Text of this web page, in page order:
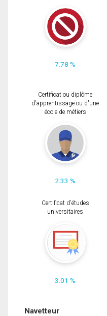
7.78 %
Certificat ou diplôme
d'apprentissage ou d'une
école de métiers
2.33 %
Certificat d'études
universitaires
3.01 %
Navetteur